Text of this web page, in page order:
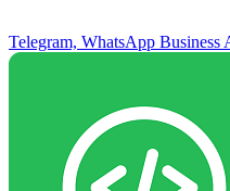
Telegram, WhatsApp Business